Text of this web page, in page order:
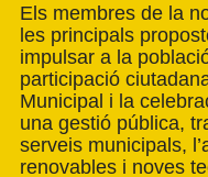
Els membres de la
les principals
impulsar a la
participació
Municipal i la
una gestió pública,
serveis municipals,
renovables i noves